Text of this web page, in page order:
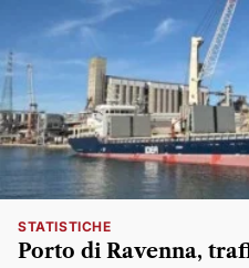
STATISTICHE
Porto di Ravenna,